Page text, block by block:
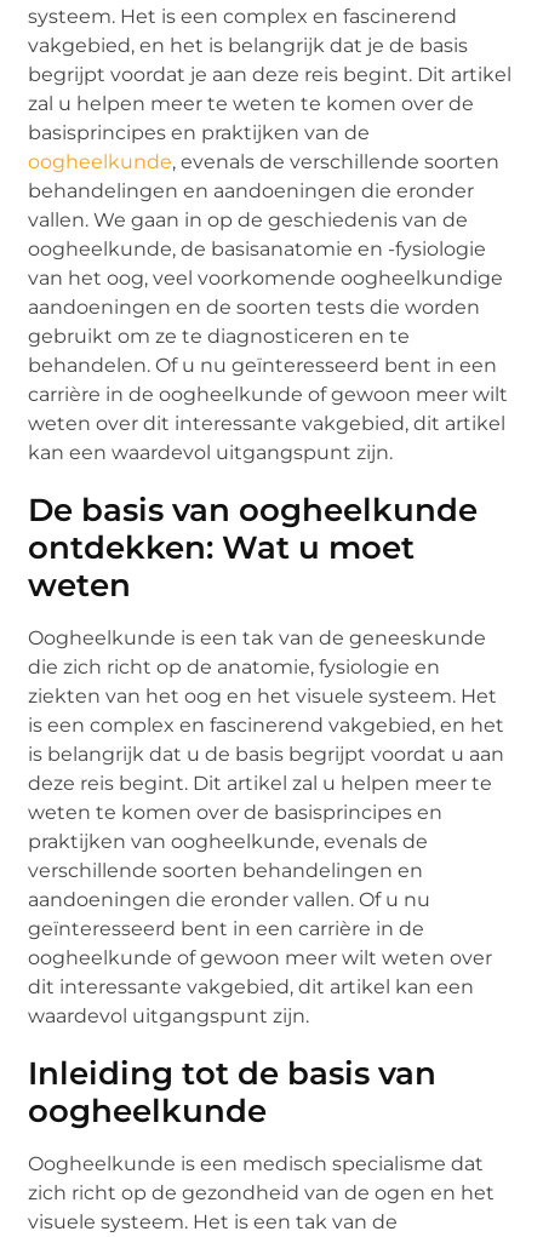
systeem. Het is een complex en fascinerend
vakgebied, en het is belangrijk dat je de basis
begrijpt voordat je aan deze reis begint. Dit artikel
zal u helpen meer te weten te komen over de
basisprincipes en praktijken van de
oogheelkunde, evenals de verschillende soorten
behandelingen en aandoeningen die eronder
vallen. We gaan in op de geschiedenis van de
oogheelkunde, de basisanatomie en -fysiologie
van het oog, veel voorkomende oogheelkundige
aandoeningen en de soorten tests die worden
gebruikt om ze te diagnosticeren en te
behandelen. Of u nu geïnteresseerd bent in een
carrière in de oogheelkunde of gewoon meer wilt
weten over dit interessante vakgebied, dit artikel
kan een waardevol uitgangspunt zijn.
De basis van oogheelkunde
ontdekken: Wat u moet
weten
Oogheelkunde is een tak van de geneeskunde
die zich richt op de anatomie, fysiologie en
ziekten van het oog en het visuele systeem. Het
is een complex en fascinerend vakgebied, en het
is belangrijk dat u de basis begrijpt voordat u aan
deze reis begint. Dit artikel zal u helpen meer te
weten te komen over de basisprincipes en
praktijken van oogheelkunde, evenals de
verschillende soorten behandelingen en
aandoeningen die eronder vallen. Of u nu
geïnteresseerd bent in een carrière in de
oogheelkunde of gewoon meer wilt weten over
dit interessante vakgebied, dit artikel kan een
waardevol uitgangspunt zijn.
Inleiding tot de basis van
oogheelkunde
Oogheelkunde is een medisch specialisme dat
zich richt op de gezondheid van de ogen en het
visuele systeem. Het is een tak van de